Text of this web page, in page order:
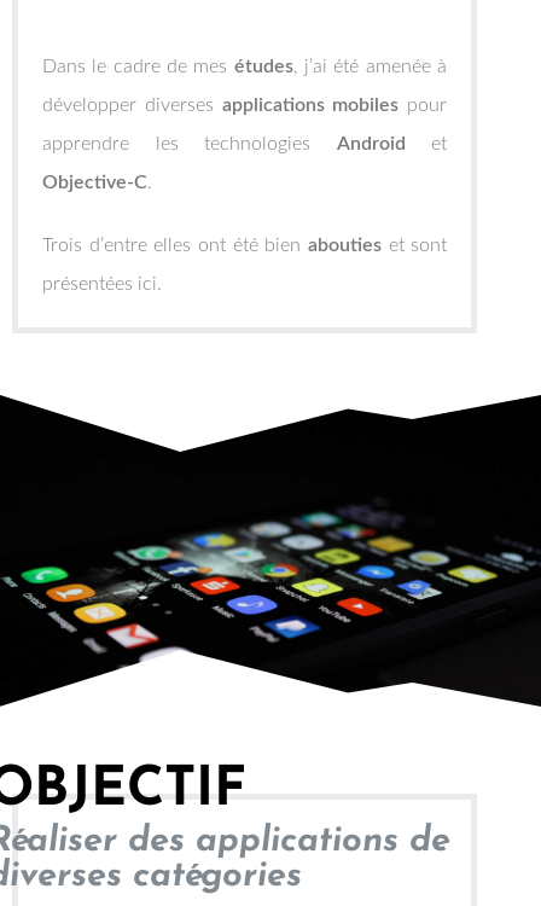
Dans le cadre de mes études, j’ai été amenée à
développer diverses applications mobiles pour
apprendre les technologies Android
et
Objective-C.
Trois d’entre elles ont été bien aboutieset sont
présentées ici.
des applications de
catégories